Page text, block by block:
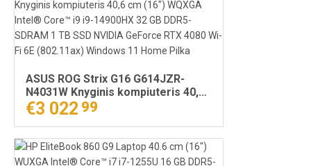
ASUS ROG Strix G16 G614JZR-
N4031W Knyginis kompiuteris 40,6
cm (16") WQXGA Intel® Core™ i9 i9-
14900HX 32 GB DDR5-SDRAM 1 TB
SSD NVIDIA GeForce RTX 4080 Wi-
Fi 6E (802.11ax) Windows 11 Home
Pilka
€3 022 99